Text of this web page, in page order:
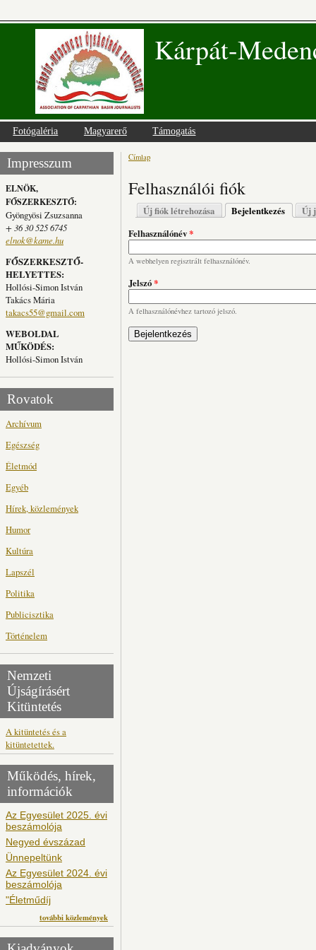
Kárpát-
Fotógaléria Magyarerő Támogatás
Impresszum
ELNÖK,
FŐSZERKESZTŐ:
Gyöngyösi Zsuzsanna
+ 36 30 525 6745
elnok@kame.hu
FŐSZERKESZTŐ-
HELYETTES:
Hollósi-Simon István
Takács Mária
takacs55@gmail.com
WEBOLDAL
MŰKÖDÉS:
Hollósi-Simon István
Rovatok
Archívum
Egészség
Életmód
Egyéb
Hírek, közlemények
Humor
Kultúra
Lapszél
Politika
Publicisztika
Történelem
Nemzeti
Újságírásért
Kitüntetés
A kitüntetés és a
kitüntetettek.
Működés, hírek,
információk
Az Egyesület 2025. évi
beszámolója
Negyed évszázad
Ünnepeltünk
Az Egyesület 2024. évi
beszámolója
"Életműdíj
további közlemények
Jelenlegi hely
Címlap
Felhasználói fiók
Elsődleges fülek
Új fiók létrehozása Bejelentkezés (aktív
Új
Felhasználónév*
A webhelyen regisztrált felhasználónév.
Jelszó*
A felhasználónévhez tartozó jelszó.